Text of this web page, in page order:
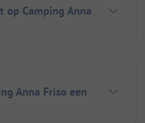
op Camping Anna
Anna Friso een